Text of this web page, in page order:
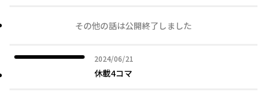
その他の話は公開終了しました
2024/06/21
2024年06月21日
休載4コマ